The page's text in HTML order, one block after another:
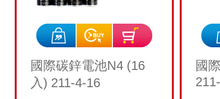
國際碳鋅電池N4 (16
入) 211-4-16
國